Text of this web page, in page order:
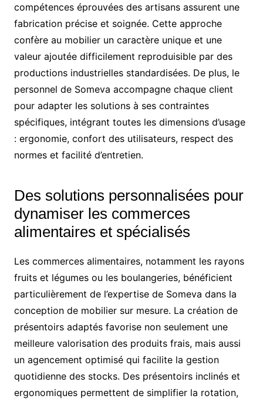
compétences éprouvées des artisans assurent une
fabrication précise et soignée. Cette approche
confère au mobilier un caractère unique et une
valeur ajoutée difficilement reproduisible par des
productions industrielles standardisées. De plus, le
personnel de Someva accompagne chaque client
pour adapter les solutions à ses contraintes
spécifiques, intégrant toutes les dimensions d’usage
: ergonomie, confort des utilisateurs, respect des
normes et facilité d’entretien.
Des solutions personnalisées pour
dynamiser les commerces
alimentaires et spécialisés
Les commerces alimentaires, notamment les rayons
fruits et légumes ou les boulangeries, bénéficient
particulièrement de l’expertise de Someva dans la
conception de mobilier sur mesure. La création de
présentoirs adaptés favorise non seulement une
meilleure valorisation des produits frais, mais aussi
un agencement optimisé qui facilite la gestion
quotidienne des stocks. Des présentoirs inclinés et
ergonomiques permettent de simplifier la rotation,